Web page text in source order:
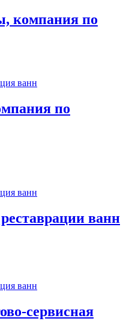
компания по
ванн
по
ванн
ванн
ванн
сервисная